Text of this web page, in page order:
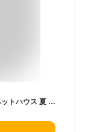
【製氷袋8個付き】猫 ペットエアコンルーム 犬 ペットハウス 夏 ひんやり クーラー ペット用 ハウス 冷感 冷房 保冷剤ボックス付き ペットベッド 夏 犬ハウス ペットベッド 猫 ベッド 犬ベッド カーテン付き 暑さ対策 ペット用ハウス クール 涼感 クール